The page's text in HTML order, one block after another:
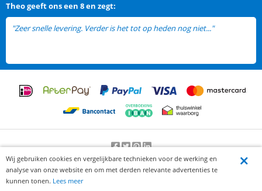
Theogeeft ons een 8 en zegt:
"Zeer snelle levering. Verder is het tot op heden nog niet..."
Beoordeling door klanten:9.2/10-25000beoordelingen
Wij gebruiken cookies en vergelijkbare technieken voor de werking en
analyse van onze website en om met derden relevante advertenties te
kunnen tonen. Lees meer